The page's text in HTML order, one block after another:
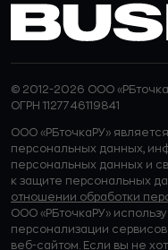
© 2012-2026 ООО
ОГРН 1127746119841
ООО «РБточкаРУ»
персональных данных,
персональных данных и
к защите персональных
отношении обработки
ООО «РБточкаРУ»
персонализации
веб-сайтом. Если вы не